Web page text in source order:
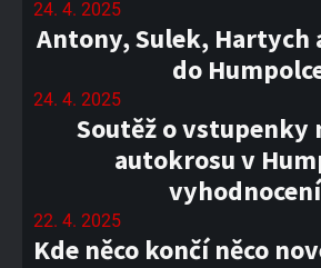
24. 4. 2025
Antony, Sulek, Hartych
do
24. 4. 2025
Soutěž o vstupenky
autokrosu v
22. 4. 2025
Kde něco končí něco